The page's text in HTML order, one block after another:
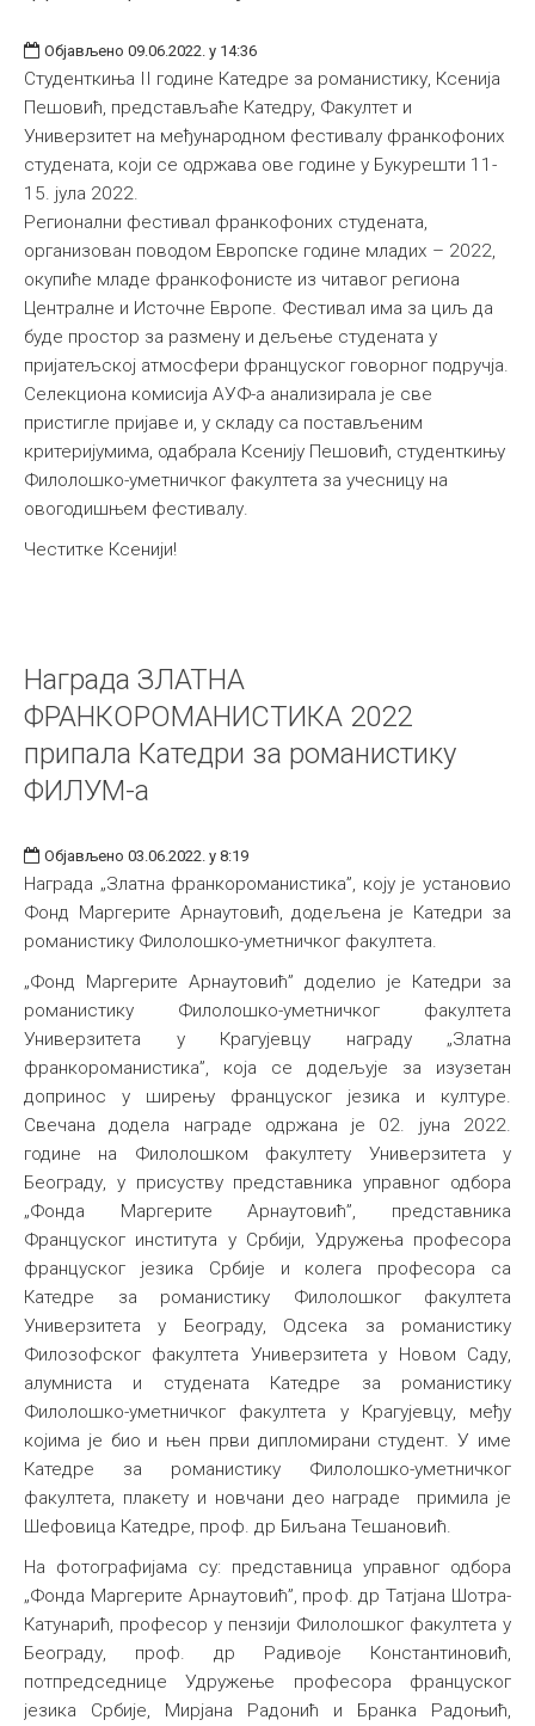
Објављено 09.06.2022. у 14:36
Студенткиња II године Катедре за романистику, Ксенија
Пешовић, представљаће Катедру, Факултет и
Универзитет на међународном фестивалу франкофоних
студената, који се одржава ове године у Букурешти 11-
15. јула 2022.
Регионални фестивал франкофоних студената,
организован поводом Европске године младих – 2022,
окупиће младе франкофонисте из читавог региона
Централне и Источне Европе. Фестивал има за циљ да
буде простор за размену и дељење студената у
пријатељској атмосфери француског говорног подручја.
Селекциона комисија АУФ-а анализирала је све
пристигле пријаве и, у складу са постављеним
критеријумима, одабрала Ксенију Пешовић, студенткињу
Филолошко-уметничког факултета за учесницу на
овогодишњем фестивалу.
Честитке Ксенији!
Награда ЗЛАТНА
ФРАНКОРОМАНИСТИКА 2022
припала Катедри за романистику
ФИЛУМ-а
Објављено 03.06.2022. у 8:19
Награда „Златна франкороманистика”, коју је установио
Фонд Маргерите Арнаутовић, додељена је Катедри за
романистику Филолошко-уметничког факултета.
„Фонд Маргерите Арнаутовић” доделио је Катедри за
романистику Филолошко-уметничког факултета
Универзитета у Крагујевцу награду „Златна
франкороманистика”, која се додељује за изузетан
допринос у ширењу француског језика и културе.
Свечана додела награде одржана је 02. јуна 2022.
године на Филолошком факултету Универзитета у
Београду, у присуству представника управног одбора
„Фонда Маргерите Арнаутовић”, представника
Француског института у Србији, Удружења професора
француског језика Србије и колега професора са
Катедре за романистику Филолошког факултета
Универзитета у Београду, Одсека за романистику
Филозофског факултета Универзитета у Новом Саду,
алумниста и студената Катедре за романистику
Филолошко-уметничког факултета у Крагујевцу, међу
којима је био и њен први дипломирани студент. У име
Катедре за романистику Филолошко-уметничког
факултета, плакету и новчани део награде примила је
Шефовица Катедре, проф. др Биљана Тешановић.
На фотографијама су: представница управног одбора
„Фонда Маргерите Арнаутовић”, проф. др Татјана Шотра-
Катунарић, професор у пензији Филолошког факултета у
Београду, проф. др Радивоје Константиновић,
потпредседнице Удружење професора француског
језика Србије, Мирјана Радонић и Бранка Радоњић,